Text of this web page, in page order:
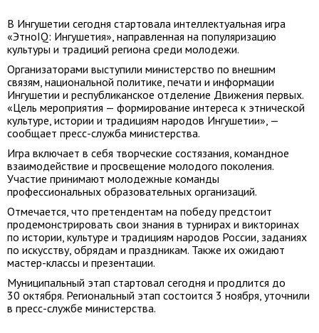
В Ингушетии сегодня стартовала интеллектуальная игра
«ЭтноIQ: Ингушетия», направленная на популяризацию
культуры и традиций региона среди молодежи.
Организаторами выступили министерство по внешним
связям, национальной политике, печати и информации
Ингушетии и республиканское отделение Движения первых.
«Цель мероприятия — формирование интереса к этнической
культуре, истории и традициям народов Ингушетии», —
сообщает пресс-служба министерства.
Игра включает в себя творческие состязания, командное
взаимодействие и просвещение молодого поколения.
Участие принимают молодежные команды
профессиональных образовательных организаций.
Отмечается, что претендентам на победу предстоит
продемонстрировать свои знания в турнирах и викторинах
по истории, культуре и традициям народов России, заданиях
по искусству, обрядам и праздникам. Также их ожидают
мастер-классы и презентации.
Муниципальный этап стартовал сегодня и продлится до
30 октября. Региональный этап состоится 3 ноября, уточнили
в пресс-службе министерства.